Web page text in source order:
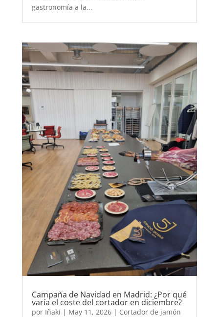
gastronomía a la...
Campaña de Navidad en Madrid: ¿Por qué
varía el coste del cortador en diciembre?
por Iñaki | May 11, 2026| Cortador de jamón